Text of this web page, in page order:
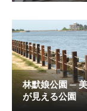
林默娘公園 ─
が見える公園